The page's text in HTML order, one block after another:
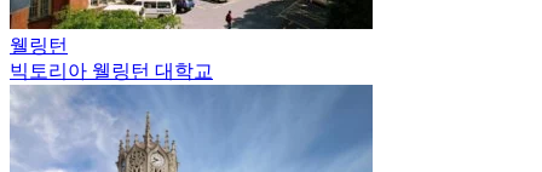
웰링턴
빅토리아 웰링턴 대학교